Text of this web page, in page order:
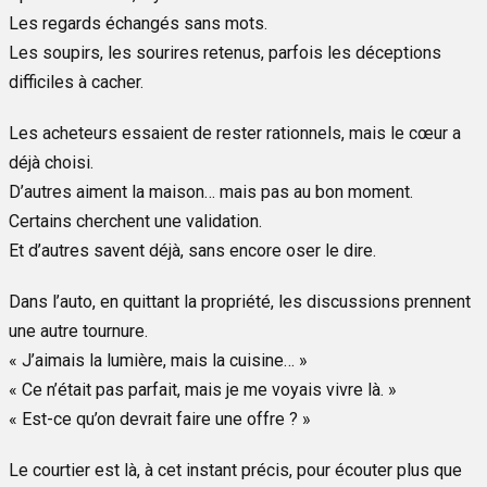
Les regards échangés sans mots.
Les soupirs, les sourires retenus, parfois les déceptions
difficiles à cacher.
Les acheteurs essaient de rester rationnels, mais le cœur a
déjà choisi.
D’autres aiment la maison… mais pas au bon moment.
Certains cherchent une validation.
Et d’autres savent déjà, sans encore oser le dire.
Dans l’auto, en quittant la propriété, les discussions prennent
une autre tournure.
« J’aimais la lumière, mais la cuisine… »
« Ce n’était pas parfait, mais je me voyais vivre là. »
« Est-ce qu’on devrait faire une offre ? »
Le courtier est là, à cet instant précis, pour écouter plus que